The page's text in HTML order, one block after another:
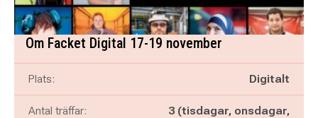
Om Facket Digital 17-19 november
Plats: Digitalt
Antal träffar:
3 (tisdagar, onsdagar,